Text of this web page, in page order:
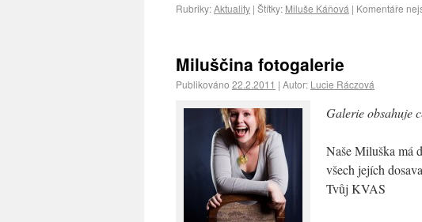
Rubriky:Aktuality | Štítky: Miluše Káňová | Komentáře
Miluščina fotogalerie
Publikováno 22.2.2011 | Autor: Lucie Ráczová
Galerie obsahuje
Naše Miluška má
všech jejích
Tvůj KVAS